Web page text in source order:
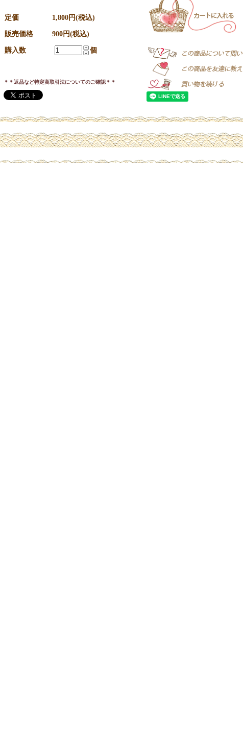
定価 1,800円(税込)
販売価格 900円(税込)
購入数 個
＊＊返品など特定商取引法についてのご確認＊＊